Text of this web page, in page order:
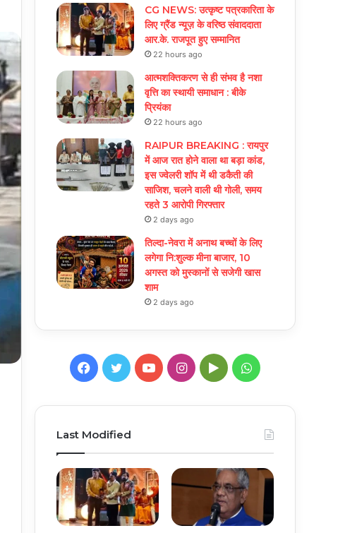
CG NEWS: उत्कृष्ट पत्रकारिता के
लिए ग्रैंड न्यूज़ के वरिष्ठ संवाददाता
आर.के. राजपूत हुए सम्मानित
22 hours ago
आत्मशक्तिकरण से ही संभव है नशा
वृत्ति का स्थायी समाधान : बीके
प्रियंका
22 hours ago
RAIPUR BREAKING : रायपुर
में आज रात होने वाला था बड़ा कांड,
इस ज्वेलरी शॉप में थी डकैती की
साजिश, चलने वाली थी गोली, समय
रहते 3 आरोपी गिरफ्तार
2 days ago
तिल्दा-नेवरा में अनाथ बच्चों के लिए
लगेगा नि:शुल्क मीना बाजार, 10
अगस्त को मुस्कानों से सजेगी खास
शाम
2 days ago
Facebook
TwitterYouTubeInstagram
GoogleWhatsApp
Last Modified